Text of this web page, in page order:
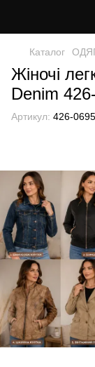
Каталог
Жіночі
Denim
Артикул: 426-